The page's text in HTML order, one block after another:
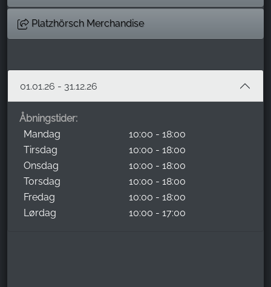
Platzhörsch Merchandise
01.01.26 - 31.12.26
Åbningstider:
Mandag
10:00 - 18:00
Tirsdag
10:00 - 18:00
Onsdag
10:00 - 18:00
Torsdag
10:00 - 18:00
Fredag
10:00 - 18:00
Lørdag
10:00 - 17:00